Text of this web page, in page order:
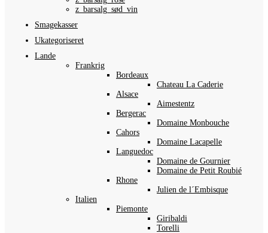
z_barsalg_sød_vin
Smagekasser
Ukategoriseret
Lande
Frankrig
Bordeaux
Chateau La Caderie
Alsace
Aimestentz
Bergerac
Domaine Monbouche
Cahors
Domaine Lacapelle
Languedoc
Domaine de Gournier
Domaine de Petit Roubié
Rhone
Julien de l´Embisque
Italien
Piemonte
Giribaldi
Torelli